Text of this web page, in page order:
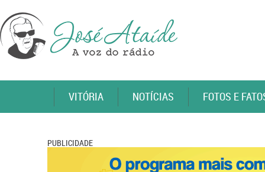
VITÓRIA NOTÍCIAS FOTOS E
PUBLICIDADE